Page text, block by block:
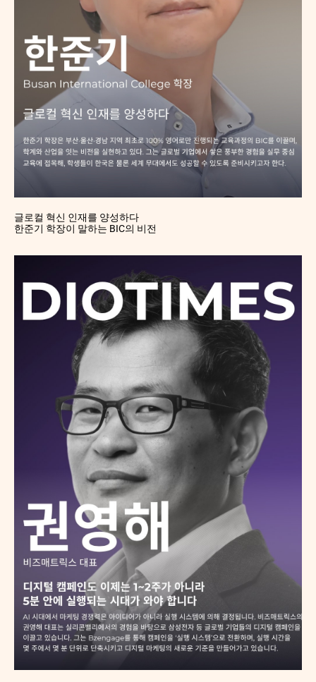
글로컬 혁신 인재를 양성하다
한준기 학장이 말하는 BIC의 비전